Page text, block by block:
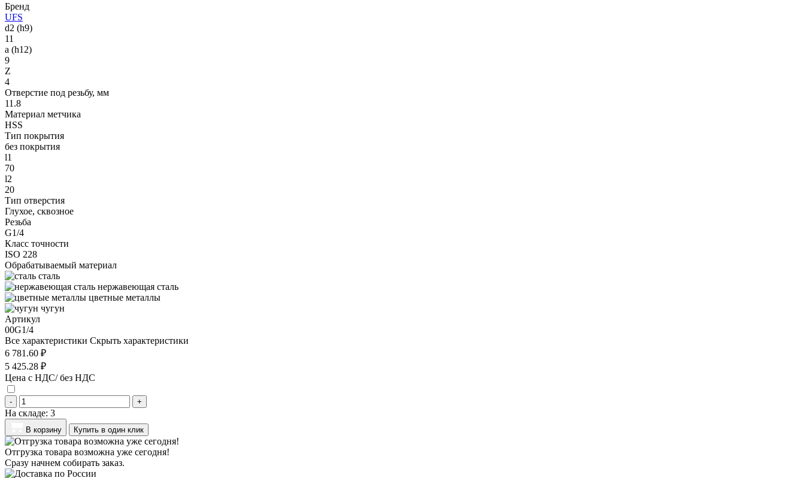
Бренд
UFS
d2 (h9)
11
a (h12)
9
Z
4
Отверстие под резьбу, мм
11.8
Материал метчика
HSS
Тип покрытия
без покрытия
l1
70
l2
20
Тип отверстия
Глухое, сквозное
Резьба
G1/4
Класс точности
ISO 228
Обрабатываемый материал
сталь
нержавеющая сталь
цветные металлы
чугун
Артикул
00G1/4
Все характеристики Скрыть характеристики
6 781.60 ₽
5 425.28 ₽
Цена с НДС/ без НДС
- +
На складе: 3
В корзину Купить в один клик
Отгрузка товара возможна уже сегодня!
Сразу начнем собирать заказ.